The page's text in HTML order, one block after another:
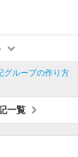
グループの作り方
一覧